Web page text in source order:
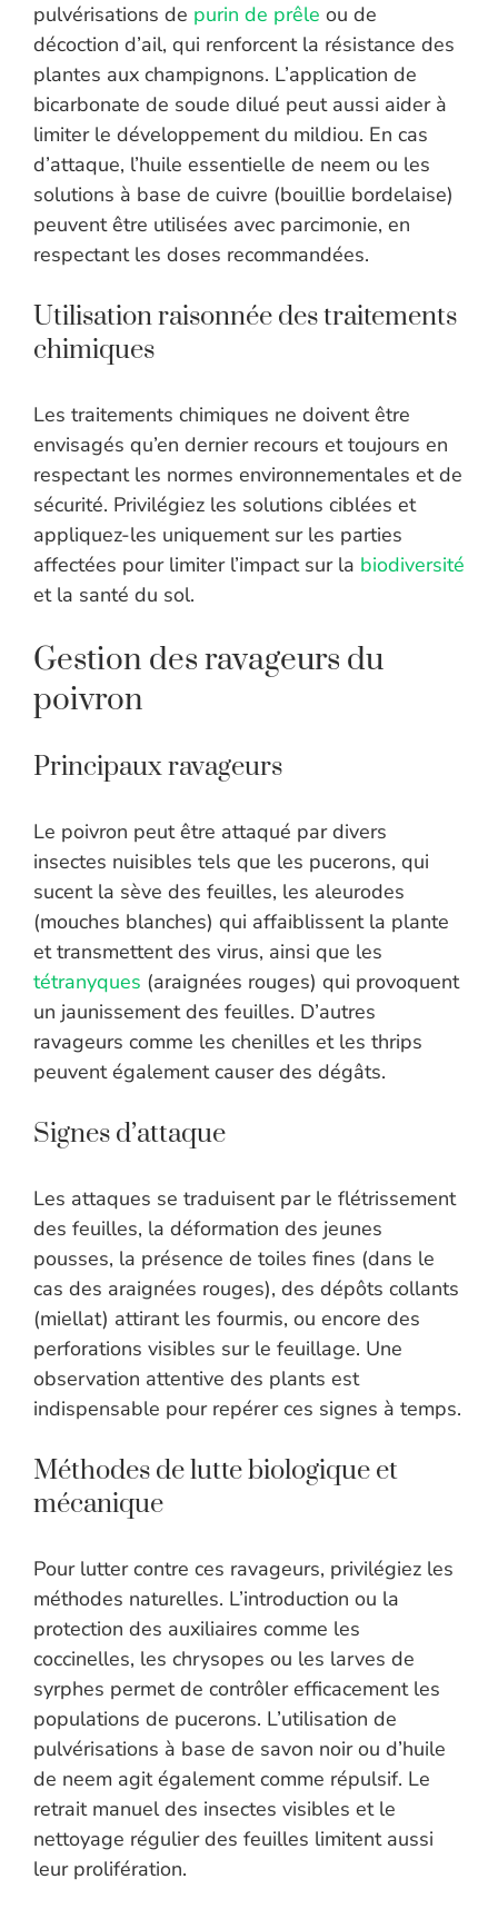
pulvérisations de purin de prêle ou de
décoction d’ail, qui renforcent la résistance des
plantes aux champignons. L’application de
bicarbonate de soude dilué peut aussi aider à
limiter le développement du mildiou. En cas
d’attaque, l’huile essentielle de neem ou les
solutions à base de cuivre (bouillie bordelaise)
peuvent être utilisées avec parcimonie, en
respectant les doses recommandées.
Utilisation raisonnée des traitements
chimiques
Les traitements chimiques ne doivent être
envisagés qu’en dernier recours et toujours en
respectant les normes environnementales et de
sécurité. Privilégiez les solutions ciblées et
appliquez-les uniquement sur les parties
affectées pour limiter l’impact sur la biodiversité
et la santé du sol.
Gestion des ravageurs du
poivron
Principaux ravageurs
Le poivron peut être attaqué par divers
insectes nuisibles tels que les pucerons, qui
sucent la sève des feuilles, les aleurodes
(mouches blanches) qui affaiblissent la plante
et transmettent des virus, ainsi que les
tétranyques (araignées rouges) qui provoquent
un jaunissement des feuilles. D’autres
ravageurs comme les chenilles et les thrips
peuvent également causer des dégâts.
Signes d’attaque
Les attaques se traduisent par le flétrissement
des feuilles, la déformation des jeunes
pousses, la présence de toiles fines (dans le
cas des araignées rouges), des dépôts collants
(miellat) attirant les fourmis, ou encore des
perforations visibles sur le feuillage. Une
observation attentive des plants est
indispensable pour repérer ces signes à temps.
Méthodes de lutte biologique et
mécanique
Pour lutter contre ces ravageurs, privilégiez les
méthodes naturelles. L’introduction ou la
protection des auxiliaires comme les
coccinelles, les chrysopes ou les larves de
syrphes permet de contrôler efficacement les
populations de pucerons. L’utilisation de
pulvérisations à base de savon noir ou d’huile
de neem agit également comme répulsif. Le
retrait manuel des insectes visibles et le
nettoyage régulier des feuilles limitent aussi
leur prolifération.